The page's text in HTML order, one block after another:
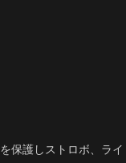
保護しストロボ、ラ